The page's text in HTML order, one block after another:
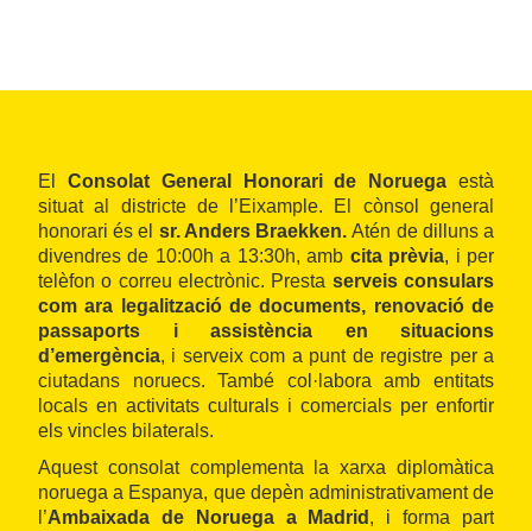
El Consolat General Honorari de Noruega està
situat al districte de l’Eixample. El cònsol general
honorari és el sr. Anders Braekken. Atén de dilluns a
divendres de 10:00h a 13:30h, amb cita prèvia, i per
telèfon o correu electrònic. Presta serveis consulars
com ara legalització de documents, renovació de
passaports i assistència en situacions
d’emergència, i serveix com a punt de registre per a
ciutadans noruecs. També col·labora amb entitats
locals en activitats culturals i comercials per enfortir
els vincles bilaterals.
Aquest consolat complementa la xarxa diplomàtica
noruega a Espanya, que depèn administrativament de
l’Ambaixada de Noruega a Madrid , i forma part